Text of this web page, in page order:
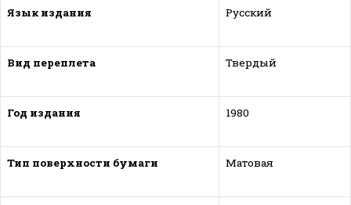
Язык издания Русский
Вид переплета Твердый
Год издания 1980
Тип поверхности бумаги Матовая